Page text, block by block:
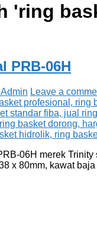
'ring
PRB-06H
Leave a
06H merek
x 80mm, kawat